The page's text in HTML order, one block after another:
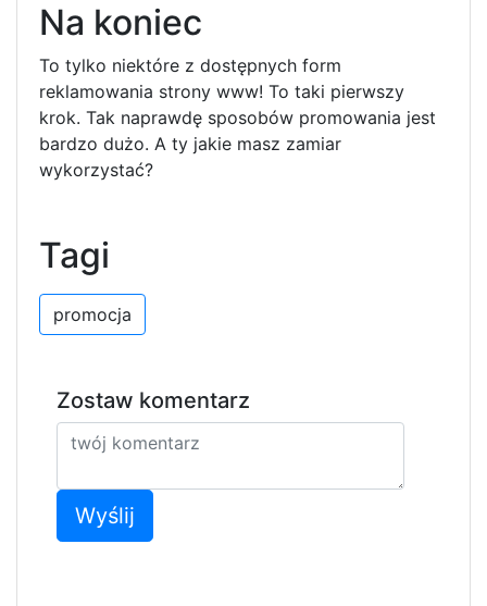
Na koniec
To tylko niektóre z dostępnych form
reklamowania strony www! To taki pierwszy
krok. Tak naprawdę sposobów promowania jest
bardzo dużo. A ty jakie masz zamiar
wykorzystać?
Tagi
promocja
Zostaw komentarz
Wyślij